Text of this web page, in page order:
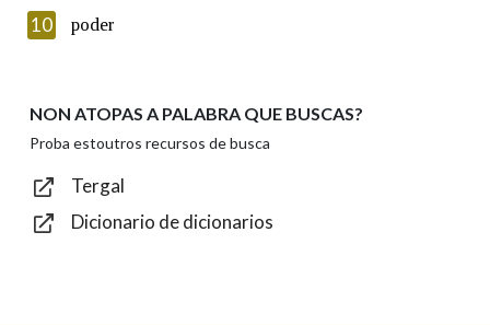
Enviar
10 poder
NON ATOPAS A PALABRA QUE BUSCAS?
Proba estoutros recursos de busca
Tergal
Dicionario de dicionarios